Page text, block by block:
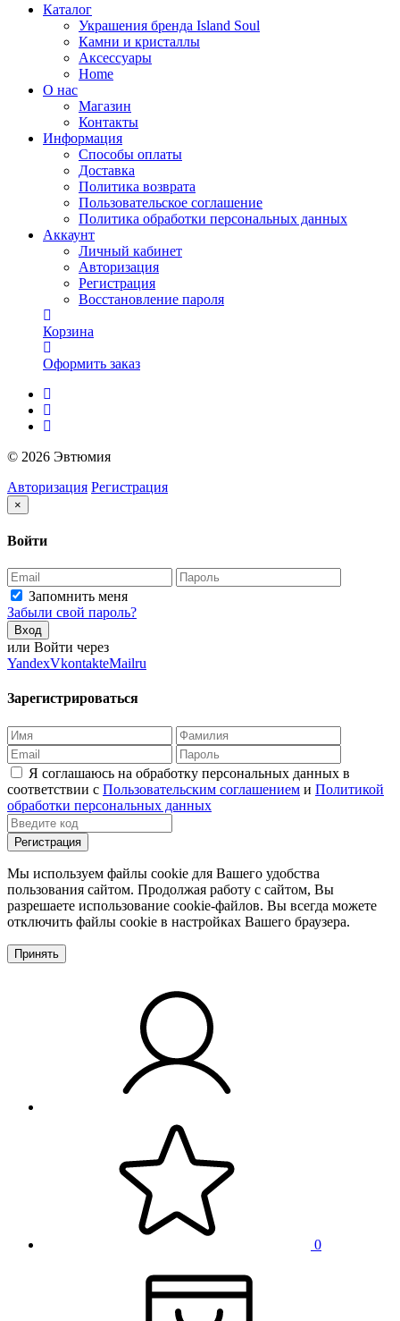
Каталог
Украшения бренда Island Soul
Камни и кристаллы
Аксессуары
Home
О нас
Магазин
Контакты
Информация
Способы оплаты
Доставка
Политика возврата
Пользовательское соглашение
Политика обработки персональных данных
Аккаунт
Личный кабинет
Авторизация
Регистрация
Восстановление пароля
Корзина
Оформить заказ
© 2026 Эвтюмия
Авторизация Регистрация
×
Войти
Запомнить меня
Забыли свой пароль?
Вход
или Войти через
YandexVkontakteMailru
Зарегистрироваться
Я соглашаюсь на обработку персональных данных в
соответствии с Пользовательским соглашением и Политикой
обработки персональных данных
Регистрация
Мы используем файлы cookie для Вашего удобства
пользования сайтом. Продолжая работу с сайтом, Вы
разрешаете использование cookie-файлов. Вы всегда можете
отключить файлы cookie в настройках Вашего браузера.
Принять
0